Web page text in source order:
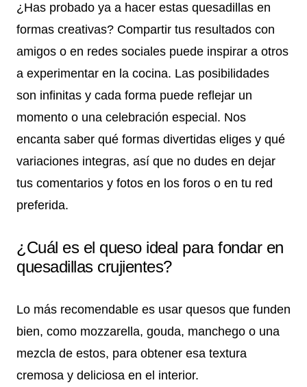
¿Has probado ya a hacer estas quesadillas en
formas creativas? Compartir tus resultados con
amigos o en redes sociales puede inspirar a otros
a experimentar en la cocina. Las posibilidades
son infinitas y cada forma puede reflejar un
momento o una celebración especial. Nos
encanta saber qué formas divertidas eliges y qué
variaciones integras, así que no dudes en dejar
tus comentarios y fotos en los foros o en tu red
preferida.
¿Cuál es el queso ideal para fondar en
quesadillas crujientes?
Lo más recomendable es usar quesos que funden
bien, como mozzarella, gouda, manchego o una
mezcla de estos, para obtener esa textura
cremosa y deliciosa en el interior.